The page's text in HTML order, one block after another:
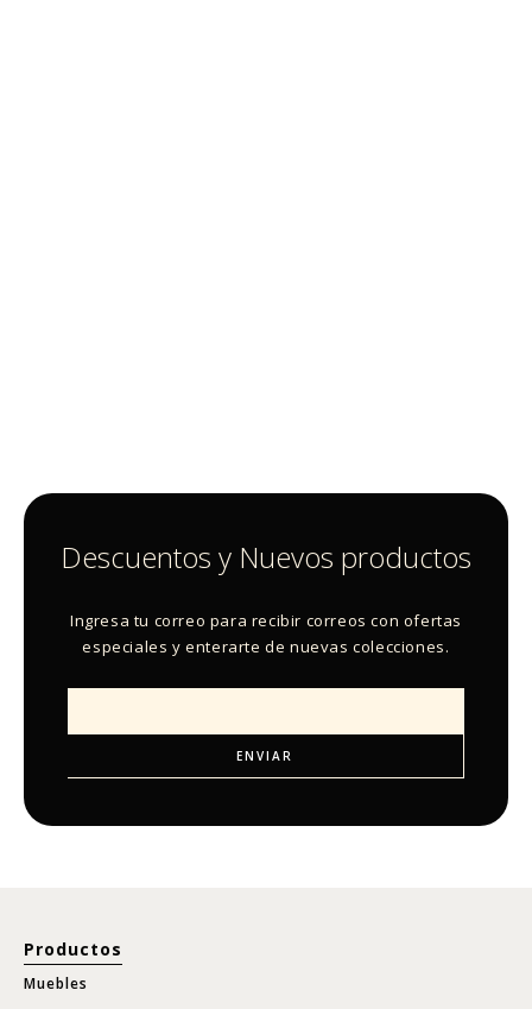
Descuentos y Nuevos productos
Ingresa tu correo para recibir correos con ofertas
especiales y enterarte de nuevas colecciones.
Productos
Muebles